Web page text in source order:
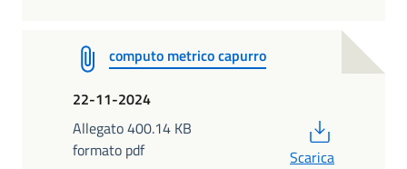
computo metrico capurro
22-11-2024
Allegato 400.14 KB
formato pdf
Scarica